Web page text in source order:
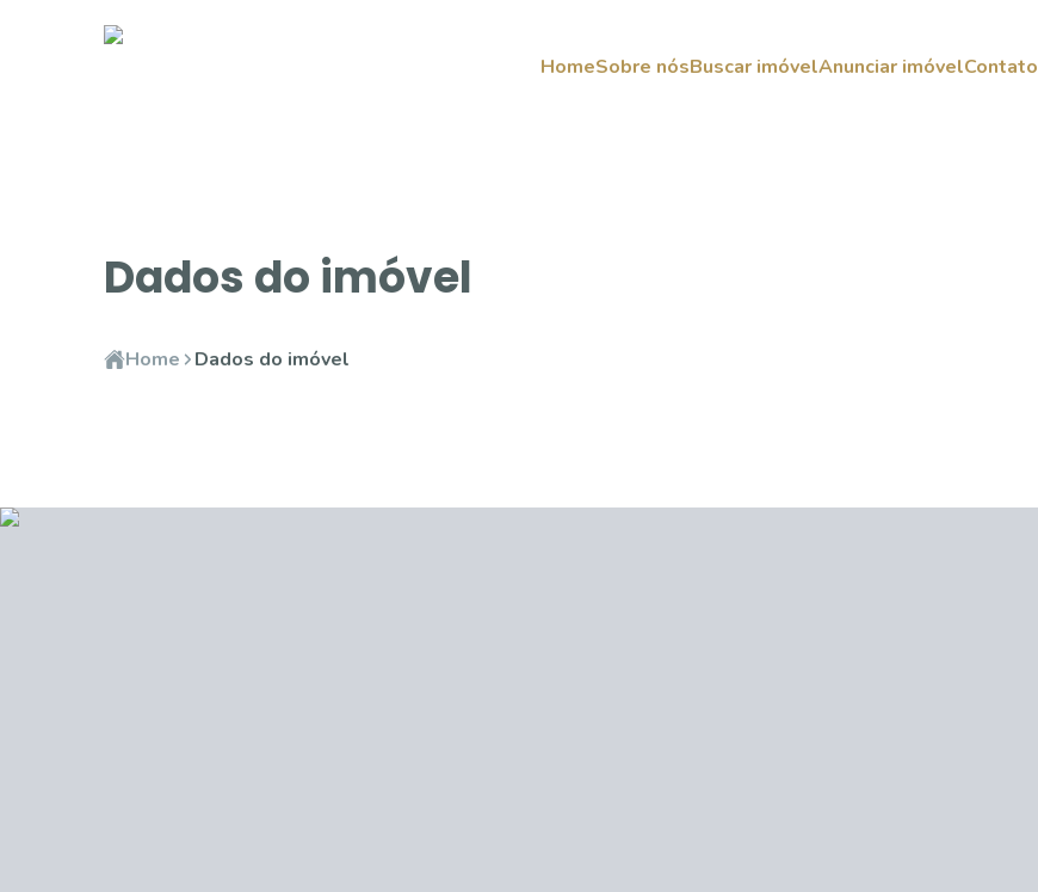
HomeSobre nósBuscar imóvelAnunciar imóvelContato
Dados do imóvel
Home Dados do imóvel